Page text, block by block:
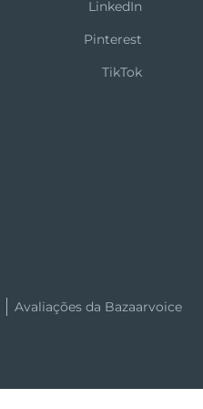
LinkedIn
Pinterest
TikTok
Avaliações da Bazaarvoice